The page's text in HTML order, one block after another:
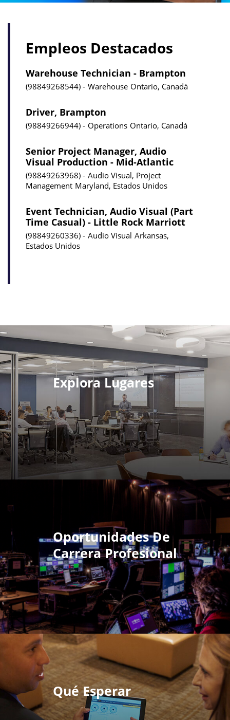
Empleos Destacados
Warehouse Technician - Brampton
98849268544 Warehouse Ontario, Canadá
Driver, Brampton
98849266944 Operations Ontario, Canadá
Senior Project Manager, Audio
Visual Production - Mid-Atlantic
98849263968
Audio Visual, Project
Management Maryland, Estados Unidos
Event Technician, Audio Visual (Part
Time Casual) - Little Rock Marriott
98849260336 Audio Visual Arkansas,
Estados Unidos
Explora Lugares
Oportunidades De
Carrera Profesional
Qué Esperar